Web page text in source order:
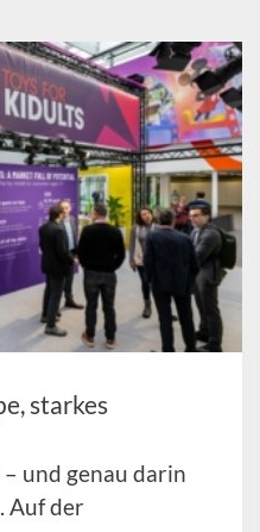
starkes
und genau darin
Auf der